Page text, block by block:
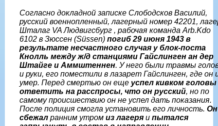
Согласно докладной записке Слободсков Василий,
русский военнопленный, лагерный номер 42201,
Шталаг VA Людвигсбург , рабочая команда Arb.Kdo
6102 в Зюссен (Süssen) погиб 29 июня 1943 в
результате несчастного случая у блок-поста
Кнолль между ж/д станциями Гайслинген ан дер
Штайге и Аммштеннен. У него были травмы
и руки, его поместили в лазарет Гайслинген, где он
умер. Перед смертью он еще успел кивком головы
ответить на расспросы, что он русский, но по
самому происшествию он не успел дать показания.
После полиция смогла установить его личность. Он
сбежал ранним утром из лагеря и пытался